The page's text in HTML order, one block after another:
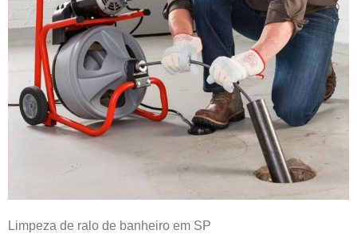
Limpeza de ralo de banheiro em SP